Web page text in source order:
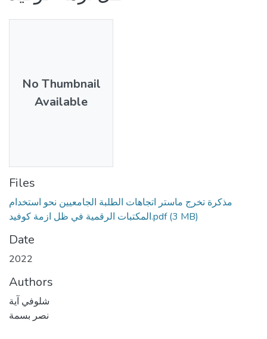
No Thumbnail
Available
Files
مذكرة تخرج ماستر اتجاهات الطلبة الجامعيين نحو استخدام
المكتبات الرقمية في ظل ازمة كوفيد.pdf (3 MB)
Date
2022
Authors
شلوفي آیة
نصر بسمة